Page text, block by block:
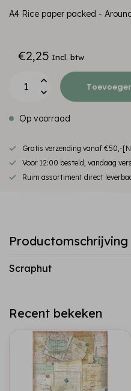
A4 Rice paper packed -
€2,25 Incl. btw
Op voorraad
Gratis verzending vanaf €50,-
Voor 12:00 besteld, vandaag
Ruim assortiment direct
Productomschrijving
Scraphut
Recent bekeken